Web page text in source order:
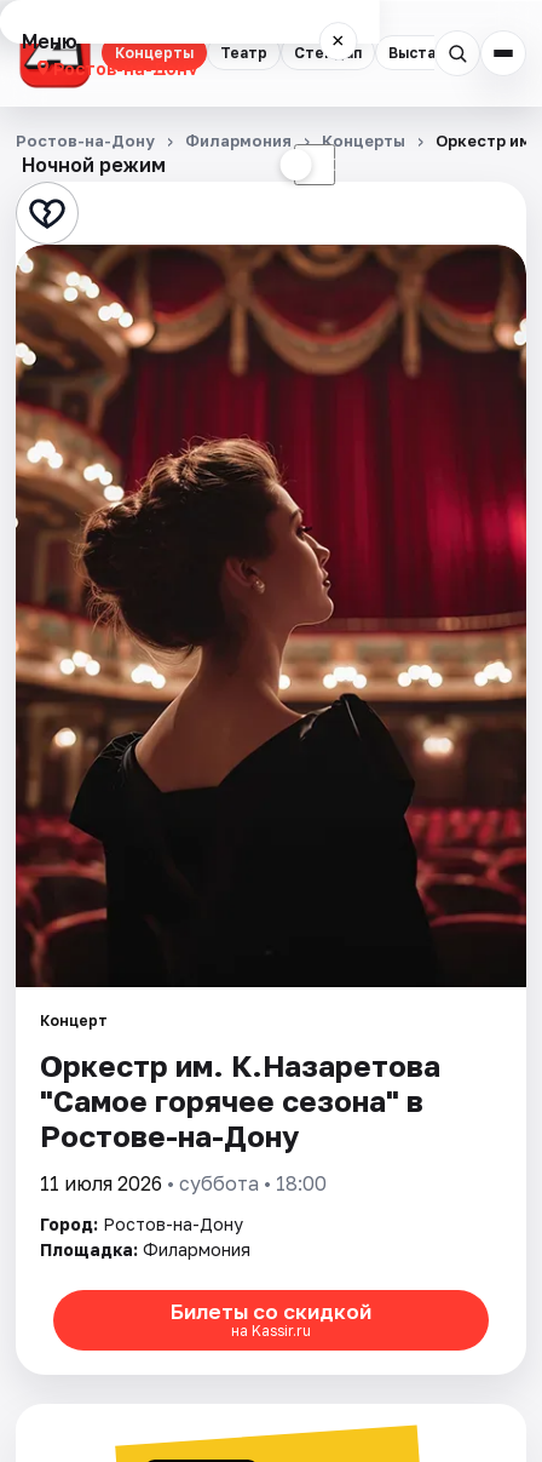
Концерты Театр Стендап Выставки
Меню ×
Ростов-на-Дону
Концерты
Театр
Стендап
Выставки
Квесты
Экскурсии
Спорт
События
Города
Площадки
Артисты
Рейтинги
Ночной режим ☾
Ростов-на-Дону Филармония Концерты Оркестр им.
Концерт
Оркестр им. К.Назаретова
"Самое горячее сезона" в
Ростове-на-Дону
11 июля 2026 • суббота • 18:00
Город: Ростов-на-Дону
Площадка: Филармония
Билеты со скидкой
на Kassir.ru